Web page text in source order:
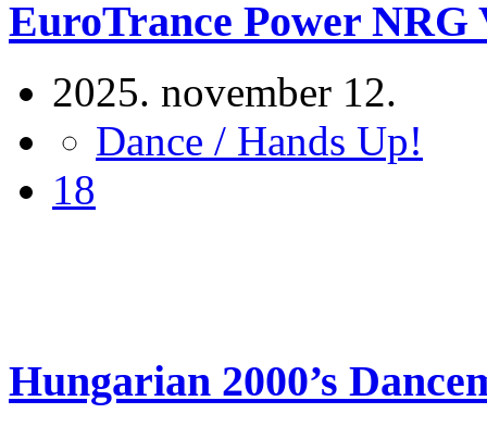
EuroTrance Power NRG
2025. november 12.
Dance / Hands Up!
18
Hungarian 2000’s